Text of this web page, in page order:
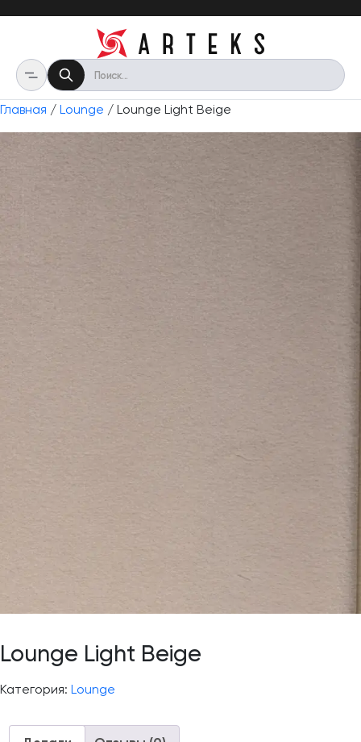
Главная / Lounge / Lounge Light Beige
Lounge Light Beige
Категория: Lounge